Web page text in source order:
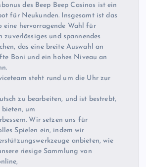
des Beep Beep Casinos ist ein
für Neukunden. Insgesamt ist das
eine hervorragende Wahl für
zuverlässiges und spannendes
das eine breite Auswahl an
Boni und ein hohes Niveau an
steht rund um die Uhr zur
zu bearbeiten, und ist bestrebt,
um
Wir setzen uns für
Spielen ein, indem wir
anbieten, wie
riesige Sammlung von